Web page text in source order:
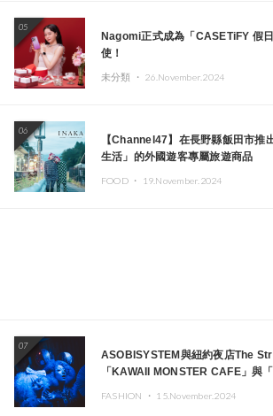
05
Nagomi正式成為「CASETiFY 假
使！
未分類 ・ 26.November.2024
06
【Channel47】在長野縣飯田市推
生活」的外國遊客專屬旅遊商品
FOOD ・ 19.November.2024
07
ASOBISYSTEM與紐約夜店The
「KAWAII MONSTER CAFE」與
FASHION ・ 15.November.2024